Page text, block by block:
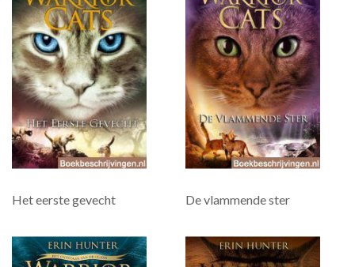
Het eerste gevecht De vlammende ster